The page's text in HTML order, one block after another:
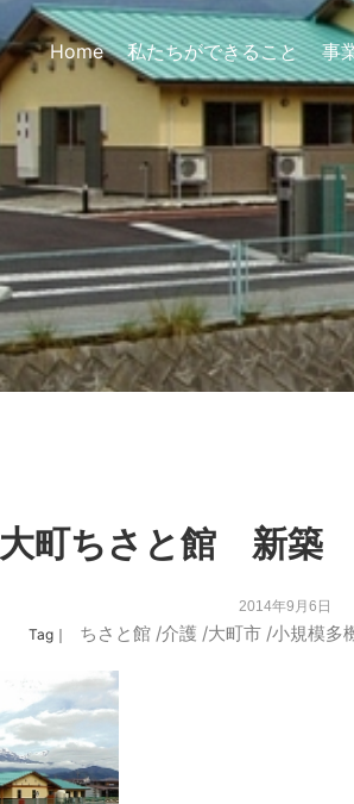
Home 私たちができること 事
大町ちさと館 新築
2014年9月6日
Tag｜ ちさと館/介護 /大町市/小規模多